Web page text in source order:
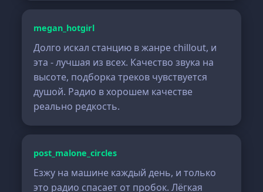
megan_hotgirl
Долго искал станцию в жанре chillout, и
эта - лучшая из всех. Качество звука на
высоте, подборка треков чувствуется
душой. Радио в хорошем качестве
реально редкость.
post_malone_circles
Езжу на машине каждый день, и только
это радио спасает от пробок. Лёгкая